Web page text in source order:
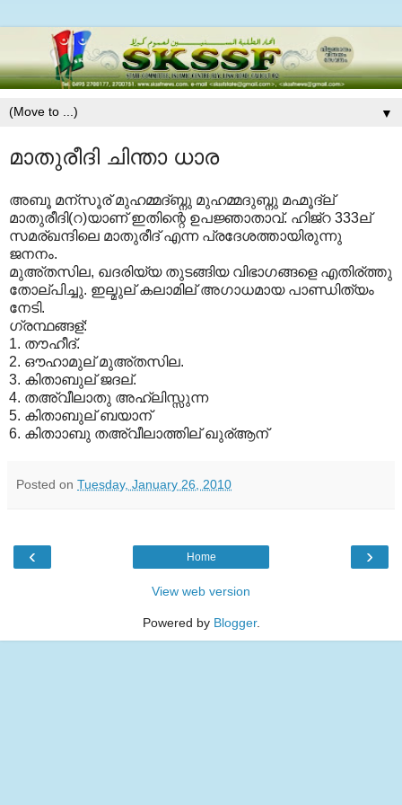
▼
മാതുരീദി ചിന്താ ധാര
അബൂ മന്സൂര് മുഹമ്മദ്ബ്നു മുഹമ്മദുബ്നു മഹ്മൂദ്ല്
മാതുരീദി(റ)യാണ് ഇതിന്റെ ഉപജ്ഞാതാവ്. ഹിജ്റ 333ല്
സമര്ഖന്ദിലെ മാതുരീദ് എന്ന പ്രദേശത്തായിരുന്നു
ജനനം.
മുഅ്തസില, ഖദരിയ്യ തുടങ്ങിയ വിഭാഗങ്ങളെ എതിര്ത്തു
തോല്പിച്ചു. ഇല്മുല് കലാമില് അഗാധമായ പാണ്ഡിത്യം
നേടി.
ഗ്രന്ഥങ്ങള്:
1. തൗഹീദ്.
2. ഔഹാമുല് മുഅ്തസില.
3. കിതാബുല് ജദല്.
4. തഅ്വീലാതു അഹ്ലിസ്സുന്ന
5. കിതാബുല് ബയാന്
6. കിതാാബു തഅ്വീലാത്തില് ഖുര്ആന്
Posted on Tuesday, January 26, 2010
‹ ›
Home
View web version
Powered by Blogger.